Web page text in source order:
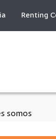
Renting
somos